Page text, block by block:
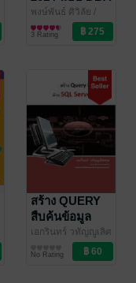
มืออาชีพ
พงษ์พันธ์ ศิวิลัย /
P.Sivil
คอมพิวเตอร์
3 Rating
สร้าง QUERY
สืบค้นข้อมูล
ด้วย SQL
Server 2008
เอกรินทร์ วทัญญูเลิศ
/ Egkarin
คอมพิวเตอร์
No Rating